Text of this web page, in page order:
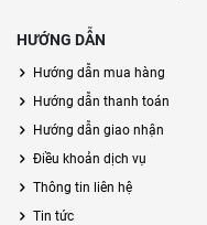
HƯỚNG DẪN
Hướng dẫn mua hàng
Hướng dẫn thanh toán
Hướng dẫn giao nhận
Điều khoản dịch vụ
Thông tin liên hệ
Tin tức